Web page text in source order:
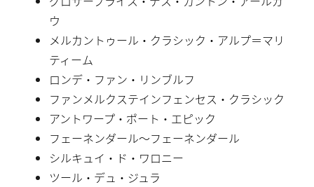
ウ
メルカントゥール・クラシック・アルプ＝マリ
ティーム
ロンデ・ファン・リンブルフ
ファンメルクステインフェンセス・クラシック
アントワープ・ポート・エピック
フェーネンダール〜フェーネンダール
シルキュイ・ド・ワロニー
ツール・デュ・ジュラ